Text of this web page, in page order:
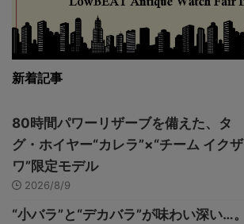
新着記事
80時間パワーリザーブを備えた、タ
グ・ホイヤー“カレラ”×“チーム イクザ
ワ”限定モデル
2026/8/9
“小バラ”と“デカバラ”が味わい深い…。